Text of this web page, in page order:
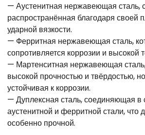
— Аустенитная нержавеющая сталь,
распространённая благодаря своей
ударной вязкости.
— Ферритная нержавеющая сталь,
сопротивляется коррозии и высокой
— Мартенситная нержавеющая
высокой прочностью и твёрдостью,
устойчивая к коррозии.
— Дуплексная сталь, соединяющая в
аустенитной и ферритной стали, что
особенно прочной.